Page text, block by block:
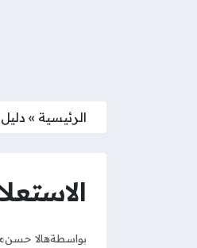
الرئيسية »
بواسطةهالا حسن